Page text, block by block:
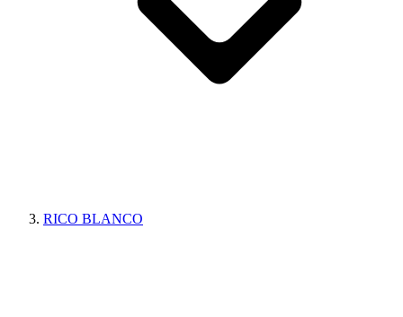
RICO BLANCO